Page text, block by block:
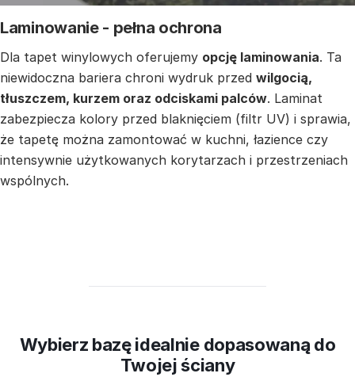
Laminowanie - pełna ochrona
Dla tapet winylowych oferujemy opcję laminowania. Ta
niewidoczna bariera chroni wydruk przed wilgocią,
tłuszczem, kurzem oraz odciskami palców. Laminat
zabezpiecza kolory przed blaknięciem (filtr UV) i sprawia,
że tapetę można zamontować w kuchni, łazience czy
intensywnie użytkowanych korytarzach i przestrzeniach
wspólnych.
Wybierz bazę idealnie dopasowaną do
Twojej ściany